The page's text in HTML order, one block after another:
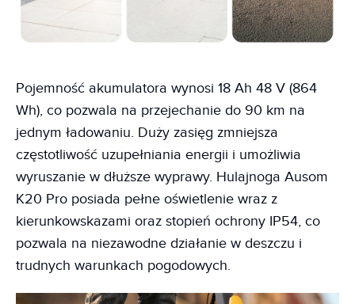
Pojemność akumulatora wynosi 18 Ah 48 V (864
Wh), co pozwala na przejechanie do 90 km na
jednym ładowaniu. Duży zasięg zmniejsza
częstotliwość uzupełniania energii i umożliwia
wyruszanie w dłuższe wyprawy. Hulajnoga Ausom
K20 Pro posiada pełne oświetlenie wraz z
kierunkowskazami oraz stopień ochrony IP54, co
pozwala na niezawodne działanie w deszczu i
trudnych warunkach pogodowych.